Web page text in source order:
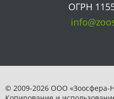
ОГРН
© 2009-2026 ООО «Зоосфера-